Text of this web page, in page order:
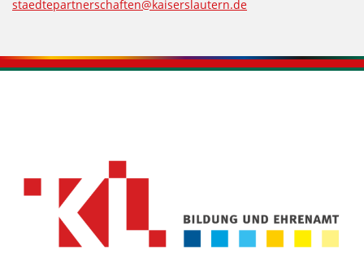
staedtepartnerschaften@kaiserslautern.de